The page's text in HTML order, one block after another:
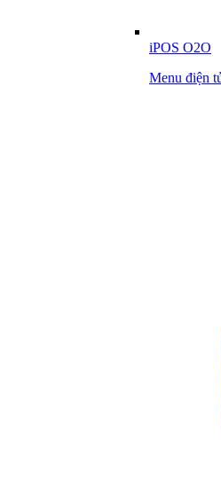
iPOS O2O
Menu điện